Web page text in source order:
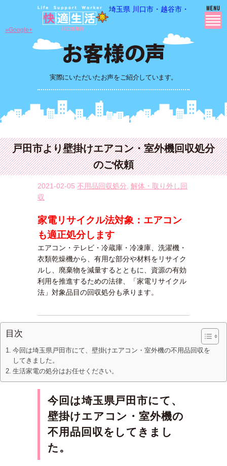
埼玉県 川口市・越谷市・さいたま
実際にいただいたお声をご紹介しています。
»Google+
戸田市より壁掛けエアコン・室外機回収処分
のご依頼
2021-02-05 不用品回収処分 解体・取り外し回
収
家電リサイクル法対象：エアコン
も適正処分します
エアコン・テレビ・冷蔵庫・冷凍庫、洗濯機・
衣類乾燥機から、有用な部分や材料をリサイク
ルし、廃棄物を減量するとともに、資源の有効
利用を推進するための法律、「家電リサイクル
法」対象品目の回収処分も承ります。
目次
今回は埼玉県戸田市にて、壁掛けエアコン・室外機の不用品回収を
してきました。
生活家電の処分はお任せください。
今回は埼玉県戸田市にて、
壁掛けエアコン・室外機の
不用品回収をしてきまし
た。